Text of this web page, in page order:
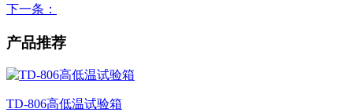
下一条 ：
产品推荐
TD-806高低温试验箱